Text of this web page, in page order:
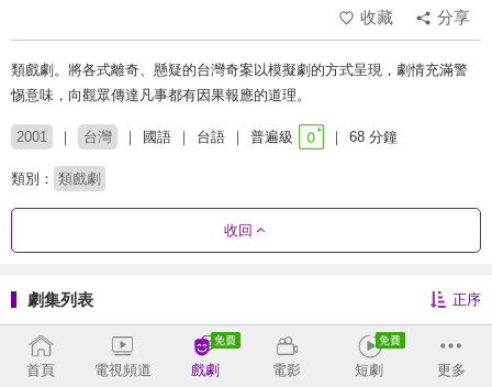
收藏
分享
類戲劇。將各式離奇、懸疑的台灣奇案以模擬劇的方式呈現，劇情充滿警
惕意味，向觀眾傳達凡事都有因果報應的道理。
2001 台灣 國語 台語 普遍級 68 分鐘
類別： 類戲劇
收回
劇集列表 正序
46 - 51
首頁
電視頻道 戲劇 電影 短劇 更多